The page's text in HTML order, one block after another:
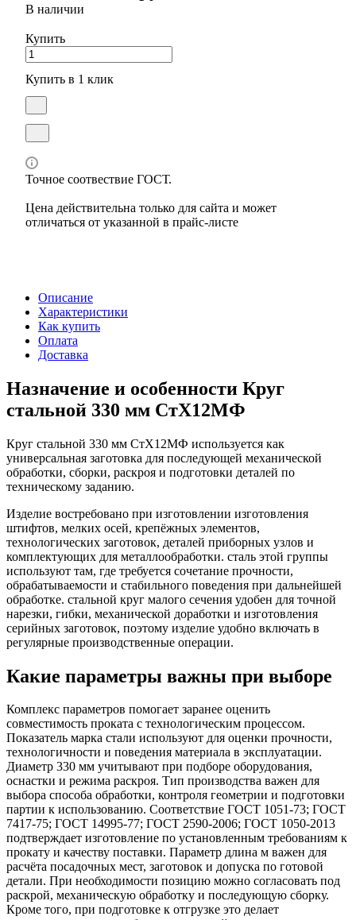
В наличии
Купить
Купить в 1 клик
Точное соотвествие ГОСТ.
Цена действительна только для сайта и может
отличаться от указанной в прайс-листе
Описание
Характеристики
Как купить
Оплата
Доставка
Назначение и особенности Круг
стальной 330 мм СтХ12МФ
Круг стальной 330 мм СтХ12МФ используется как
универсальная заготовка для последующей механической
обработки, сборки, раскроя и подготовки деталей по
техническому заданию.
Изделие востребовано при изготовлении изготовления
штифтов, мелких осей, крепёжных элементов,
технологических заготовок, деталей приборных узлов и
комплектующих для металлообработки. сталь этой группы
используют там, где требуется сочетание прочности,
обрабатываемости и стабильного поведения при дальнейшей
обработке. стальной круг малого сечения удобен для точной
нарезки, гибки, механической доработки и изготовления
серийных заготовок, поэтому изделие удобно включать в
регулярные производственные операции.
Какие параметры важны при выборе
Комплекс параметров помогает заранее оценить
совместимость проката с технологическим процессом.
Показатель марка стали используют для оценки прочности,
технологичности и поведения материала в эксплуатации.
Диаметр 330 мм учитывают при подборе оборудования,
оснастки и режима раскроя. Тип производства важен для
выбора способа обработки, контроля геометрии и подготовки
партии к использованию. Соответствие ГОСТ 1051-73; ГОСТ
7417-75; ГОСТ 14995-77; ГОСТ 2590-2006; ГОСТ 1050-2013
подтверждает изготовление по установленным требованиям к
прокату и качеству поставки. Параметр длина м важен для
расчёта посадочных мест, заготовок и допуска по готовой
детали. При необходимости позицию можно согласовать под
раскрой, механическую обработку и последующую сборку.
Кроме того, при подготовке к отгрузке это делает